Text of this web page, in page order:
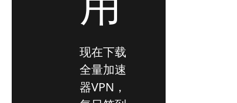
现在下载
全量加速
器VPN，